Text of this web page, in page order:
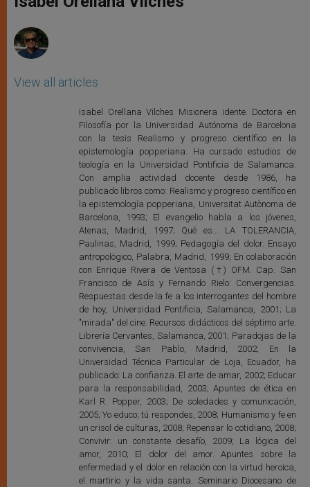
p e k
View all articles
Isabel Orellana Vilches Misionera idente. Doctora en
Filosofía por la Universidad Autónoma de Barcelona
con la tesis Realismo y progreso científico en la
epistemología popperiana. Ha cursado estudios de
teología en la Universidad Pontificia de Salamanca.
Con amplia actividad docente desde 1986, ha
publicado libros como: Realismo y progreso científico en
la epistemología popperiana, Universitat Autònoma de
Barcelona, 1993; El evangelio habla a los jóvenes,
Atenas, Madrid, 1997; Qué es... LA TOLERANCIA,
Paulinas, Madrid, 1999; Pedagogía del dolor. Ensayo
antropológico, Palabra, Madrid, 1999; En colaboración
con Enrique Rivera de Ventosa (†) OFM. Cap. San
Francisco de Asís y Fernando Rielo: Convergencias.
Respuestas desde la fe a los interrogantes del hombre
de hoy, Universidad Pontificia, Salamanca, 2001; La
"mirada" del cine. Recursos didácticos del séptimo arte.
Librería Cervantes, Salamanca, 2001; Paradojas de la
convivencia, San Pablo, Madrid, 2002; En la
Universidad Técnica Particular de Loja, Ecuador, ha
publicado: La confianza. El arte de amar, 2002; Educar
para la responsabilidad, 2003; Apuntes de ética en
Karl R. Popper, 2003; De soledades y comunicación,
2005; Yo educo; tú respondes, 2008; Humanismo y fe en
un crisol de culturas, 2008; Repensar lo cotidiano, 2008;
Convivir: un constante desafío, 2009; La lógica del
amor, 2010; El dolor del amor. Apuntes sobre la
enfermedad y el dolor en relación con la virtud heroica,
el martirio y la vida santa. Seminario Diocesano de